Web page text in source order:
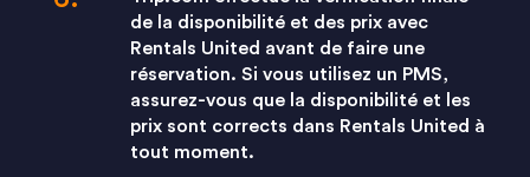
de la disponibilité et des prix avec
Rentals United avant de faire une
réservation. Si vous utilisez un PMS,
assurez-vous que la disponibilité et les
prix sont corrects dans Rentals United à
tout moment.